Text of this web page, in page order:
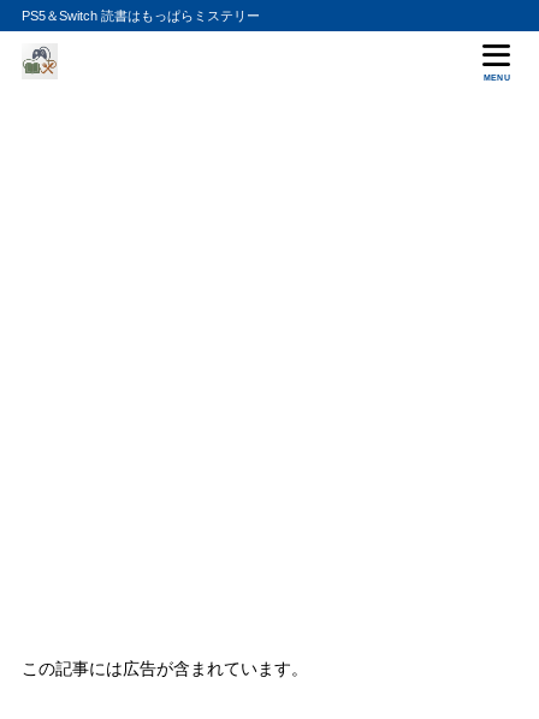
PS5＆Switch 読書はもっぱらミステリー
MENU
この記事には広告が含まれています。